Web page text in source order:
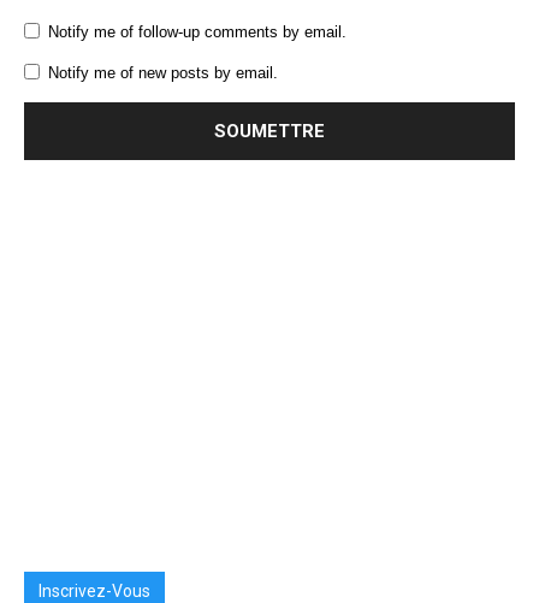
Notify me of follow-up comments by email.
Notify me of new posts by email.
Inscrivez-Vous